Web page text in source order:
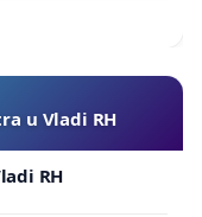
u Vladi RH
RH